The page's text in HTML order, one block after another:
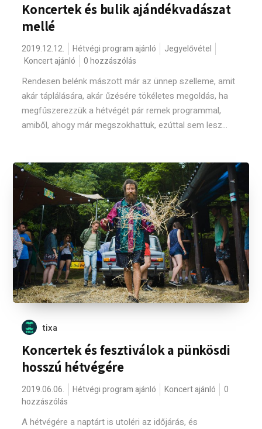
Koncertek és bulik ajándékvadászat
mellé
2019.12.12. Hétvégi program ajánló
Jegyelővétel
Koncert ajánló
0 hozzászólás
Rendesen belénk mászott már az ünnep szelleme, amit
akár táplálására, akár űzésére tökéletes megoldás, ha
megfűszerezzük a hétvégét pár remek programmal,
amiből, ahogy már megszokhattuk, ezúttal sem lesz...
tixa
Koncertek és fesztiválok a pünkösdi
hosszú hétvégére
2019.06.06. Hétvégi program ajánló Koncert ajánló
0
hozzászólás
A hétvégére a naptárt is utoléri az időjárás, és